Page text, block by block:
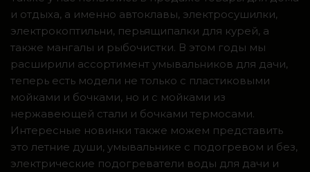
и отдыха, а именно автоклавы, электросушилки,
электрокоптильни, перьящипалки для курей, а
также мангалы и рыбочистки. В этом годы мы
расширили ассортимент умывальников для дачи,
теперь есть модели не только с пластиковыми
мойками и бочками, но и с мойками из
нержавеющей стали и бочками термосами.
Интересные новинки также можем представить
это летние души, умывальнике с подогревом и без,
электрические подогреватели воды для дачи и